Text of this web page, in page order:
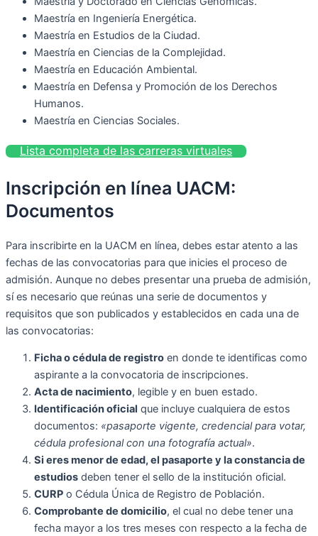
Maestría en Ingeniería Energética.
Maestría en Estudios de la Ciudad.
Maestría en Ciencias de la Complejidad.
Maestría en Educación Ambiental.
Maestría en Defensa y Promoción de los Derechos
Humanos.
Maestría en Ciencias Sociales.
Lista completa de las carreras virtuales
Inscripción en línea UACM:
Documentos
Para inscribirte en la UACM en línea, debes estar atento a las
fechas de las convocatorias para que inicies el proceso de
admisión. Aunque no debes presentar una prueba de admisión,
sí es necesario que reúnas una serie de documentos y
requisitos que son publicados y establecidos en cada una de
las convocatorias:
Ficha o cédula de registro en donde te identificas como
aspirante a la convocatoria de inscripciones.
Acta de nacimiento, legible y en buen estado.
Identificación oficial que incluye cualquiera de estos
documentos: «pasaporte vigente, credencial para votar,
cédula profesional con una fotografía actual».
Si eres menor de edad, el pasaporte y la constancia de
estudios deben tener el sello de la institución oficial.
CURP o Cédula Única de Registro de Población.
Comprobante de domicilio, el cual no debe tener una
fecha mayor a los tres meses con respecto a la fecha de